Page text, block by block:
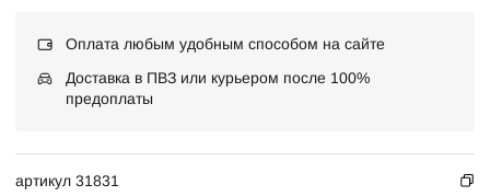
Оплата любым удобным способом на сайте
Доставка в ПВЗ или курьером после 100%
предоплаты
артикул 31831